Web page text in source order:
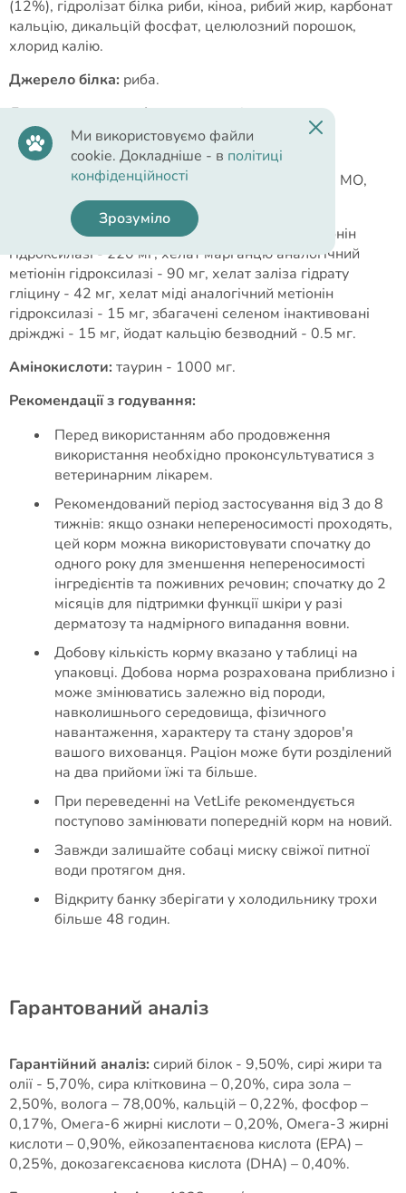
(12%), гідролізат білка риби, кіноа, рибий жир, карбонат
кальцію, дикальцій фосфат, целюлозний порошок,
хлорид калію.
Джерело білка: риба.
Джерело вуглеводів:картопля, кіноа.
Добавки на 1 кг:
Вітаміни:вітамін A - 3400 МО, вітамін D3 - 200 МО,
вітамін Е - 34 мг.
Мікроелементи:хелат цинку аналогічний метіонін
гідроксилазі - 220 мг, хелат марганцю аналогічний
метіонін гідроксилазі - 90 мг, хелат заліза гідрату
гліцину - 42 мг, хелат міді аналогічний метіонін
гідроксилазі - 15 мг, збагачені селеном інактивовані
дріжджі - 15 мг, йодат кальцію безводний - 0.5 мг.
Амінокислоти: таурин - 1000 мг.
Рекомендації з годування:
Перед використанням або продовження
використання необхідно проконсультуватися з
ветеринарним лікарем.
Рекомендований період застосування від 3 до 8
тижнів: якщо ознаки непереносимості проходять,
цей корм можна використовувати спочатку до
одного року для зменшення непереносимості
інгредієнтів та поживних речовин; спочатку до 2
місяців для підтримки функції шкіри у разі
дерматозу та надмірного випадання вовни.
Добову кількість корму вказано у таблиці на
упаковці. Добова норма розрахована приблизно і
може змінюватись залежно від породи,
навколишнього середовища, фізичного
навантаження, характеру та стану здоров'я
вашого вихованця. Раціон може бути розділений
на два прийоми їжі та більше.
При переведенні на VetLife рекомендується
поступово замінювати попередній корм на новий.
Завжди залишайте собаці миску свіжої питної
води протягом дня.
Відкриту банку зберігати у холодильнику трохи
більше 48 годин.
Гарантований аналіз
Гарантійний аналіз: сирий білок - 9,50%, сирі жири та
олії - 5,70%, сира клітковина – 0,20%, сира зола –
2,50%, волога – 78,00%, кальцій – 0,22%, фосфор –
0,17%, Омега-6 жирні кислоти – 0,20%, Омега-3 жирні
кислоти – 0,90%, ейкозапентаєнова кислота (EPA) –
0,25%, докозагексаєнова кислота (DHA) – 0,40%.
Ми використовуємо файли
cookie. Докладніше - в політиці
конфіденційності
Зрозуміло